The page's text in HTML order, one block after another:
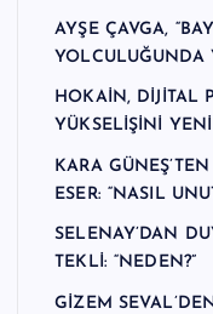
AYŞE ÇAVGA,
YOLCULUĞUNDA
HOKAİN, DİJİTAL
YÜKSELİŞİNİ
KARA
ESER: “NASIL
SELENAY’DAN
TEKLİ: “NEDEN?”
GİZEM